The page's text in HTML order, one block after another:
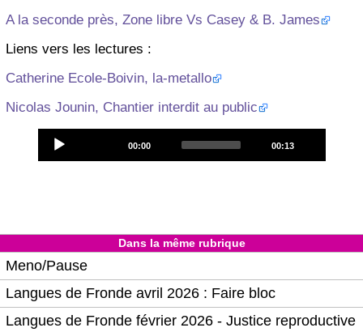
A la seconde près, Zone libre Vs Casey & B. James
Liens vers les lectures :
Catherine Ecole-Boivin, la-metallo
Nicolas Jounin, Chantier interdit au public
Player
Current
00:00
Total
00:13
Dans la même rubrique
Meno/Pause
Langues de Fronde avril 2026 : Faire bloc
Langues de Fronde février 2026 - Justice reproductive